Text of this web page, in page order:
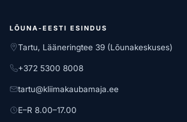
LÕUNA-EESTI ESINDUS
Tartu, Lääneringtee 39 (Lõunakeskuses)
+372 5300 8008
tartu@kliimakaubamaja.ee
E–R 8.00–17.00